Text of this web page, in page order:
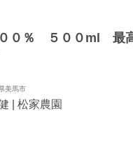
０％ ５００ml 最
美馬市
| 松家農園